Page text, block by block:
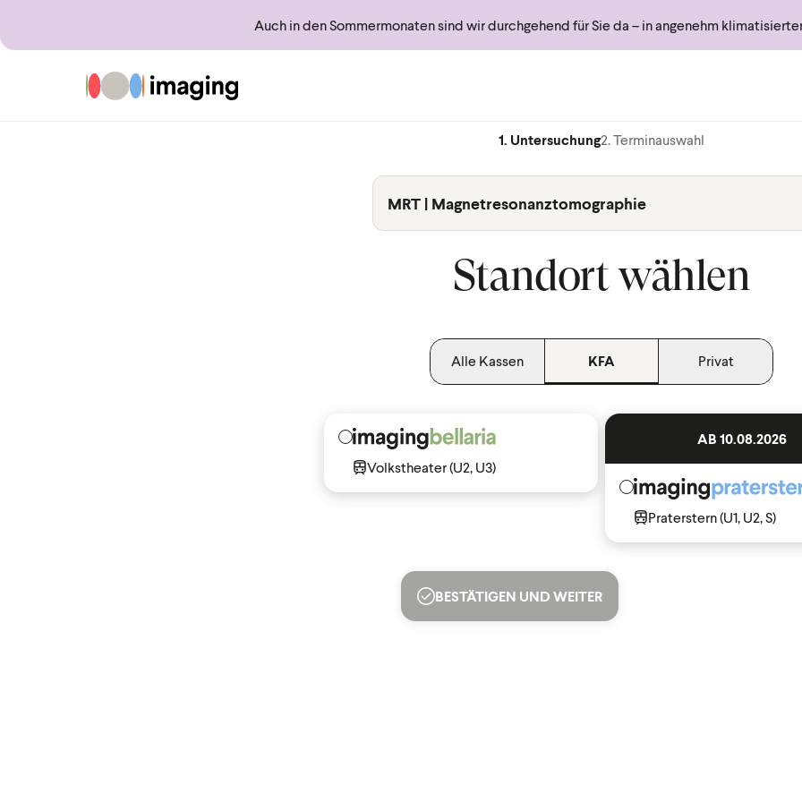
Auch in den Sommermonaten sind wir durchgehend für Sie da – in angenehm
Zur Startseite
1. Untersuchung2. Terminauswahl
MRT | Magnetresonanztomographie
Standort wählen
Alle Kassen KFA Privat
Volkstheater (U2, U3)
AB 10.08.2026
Praterstern (U1, U2, S)
BESTÄTIGEN UND WEITER